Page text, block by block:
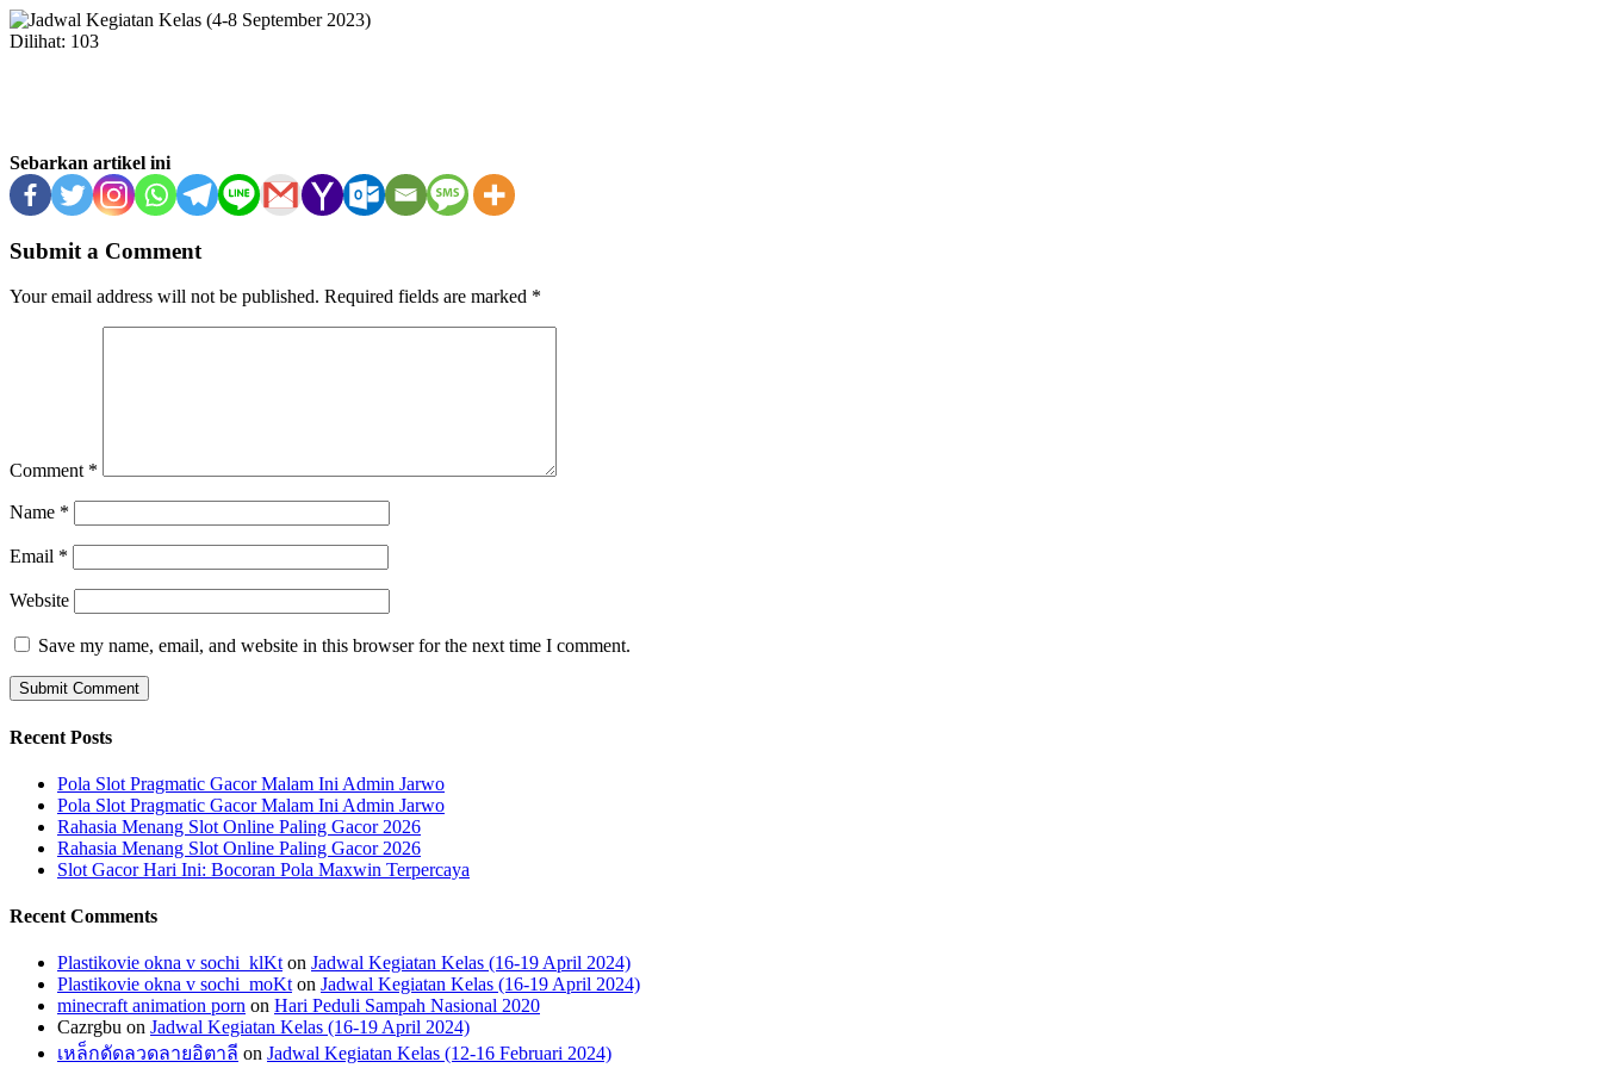
Dilihat: 103
Sebarkan artikel ini
Submit a Comment
Your email address will not be published. Required fields are marked *
Comment *
Name *
Email *
Website
Save my name, email, and website in this browser for the next time I comment.
Recent Posts
Pola Slot Pragmatic Gacor Malam Ini Admin Jarwo
Pola Slot Pragmatic Gacor Malam Ini Admin Jarwo
Rahasia Menang Slot Online Paling Gacor 2026
Rahasia Menang Slot Online Paling Gacor 2026
Slot Gacor Hari Ini: Bocoran Pola Maxwin Terpercaya
Recent Comments
Plastikovie okna v sochi_klKt on Jadwal Kegiatan Kelas (16-19 April 2024)
Plastikovie okna v sochi_moKt on Jadwal Kegiatan Kelas (16-19 April 2024)
minecraft animation porn on Hari Peduli Sampah Nasional 2020
Cazrgbu on Jadwal Kegiatan Kelas (16-19 April 2024)
เหล็กดัดลวดลายอิตาลี on Jadwal Kegiatan Kelas (12-16 Februari 2024)